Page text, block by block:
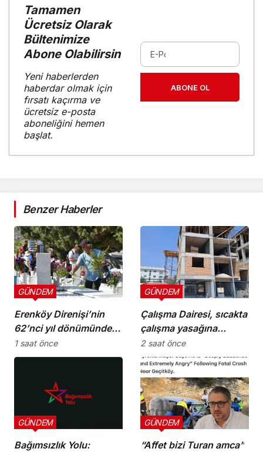
Tamamen
Ücretsiz Olarak
Bültenimize
Abone Olabilirsin
Yeni haberlerden
haberdar olmak için
fırsatı kaçırma ve
ücretsiz e-posta
aboneliğini hemen
başlat.
ABONE OL
Benzer Haberler
Erenköy Direnişi’nin
62’nci yıl dönümünde
şehitler törenle anıldı
GÜNDEM
1 saat önce
Çalışma Dairesi, sıcakta
çalışma yasağına
uymayan 19 iş yerine
uyarı verdi
GÜNDEM
2 saat önce
Bağımsızlık Yolu:
GÜNDEM
“Affet bizi Turan amca”
GÜNDEM